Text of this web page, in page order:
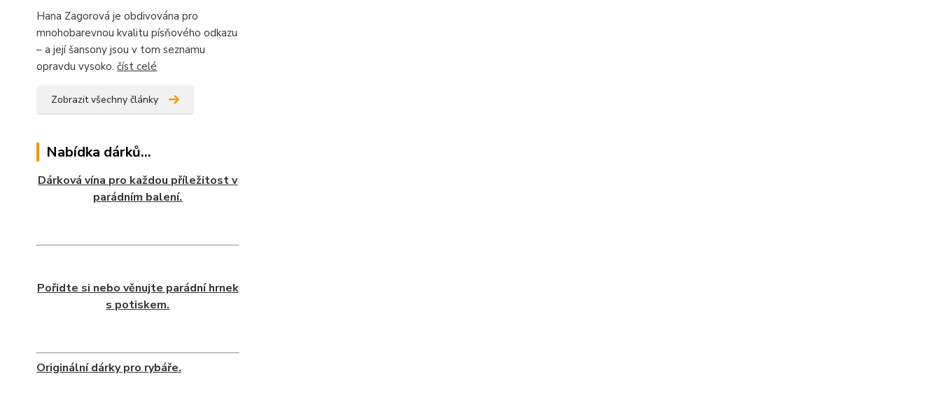
Hana Zagorová je obdivována pro
mnohobarevnou kvalitu písňového odkazu
– a její šansony jsou v tom seznamu
opravdu vysoko. číst celé
Zobrazit všechny články
Nabídka dárků...
Dárková vína pro každou příležitost v
parádním balení.
Pořidte si nebo věnujte parádní hrnek
s potiskem.
Originální dárky pro rybáře.